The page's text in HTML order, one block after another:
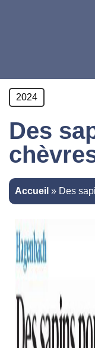
2024
Des
Accueil » Des